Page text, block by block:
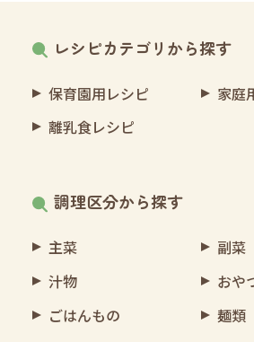
レシピカテゴリから探す
保育園用レシピ
家庭
離乳食レシピ
調理区分から探す
主菜
副菜
汁物
おや
ごはんもの
麺類